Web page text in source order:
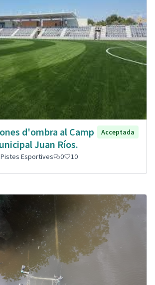
d'ombra al Camp
Juan Ríos.
Acceptada
Pistes Esportives 0 10